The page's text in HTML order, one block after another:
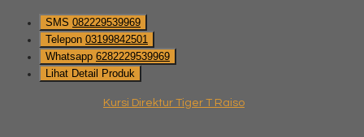
SMS 082229539969
Telepon 03199842501
Whatsapp 6282229539969
Lihat Detail Produk
Kursi Direktur Tiger T Raiso